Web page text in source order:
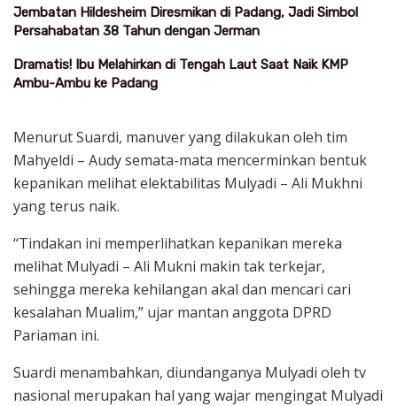
Jembatan Hildesheim Diresmikan di Padang, Jadi Simbol
Persahabatan 38 Tahun dengan Jerman
Dramatis! Ibu Melahirkan di Tengah Laut Saat Naik KMP
Ambu-Ambu ke Padang
Menurut Suardi, manuver yang dilakukan oleh tim
Mahyeldi – Audy semata-mata mencerminkan bentuk
kepanikan melihat elektabilitas Mulyadi – Ali Mukhni
yang terus naik.
“Tindakan ini memperlihatkan kepanikan mereka
melihat Mulyadi – Ali Mukni makin tak terkejar,
sehingga mereka kehilangan akal dan mencari cari
kesalahan Mualim,” ujar mantan anggota DPRD
Pariaman ini.
Suardi menambahkan, diundanganya Mulyadi oleh tv
nasional merupakan hal yang wajar mengingat Mulyadi